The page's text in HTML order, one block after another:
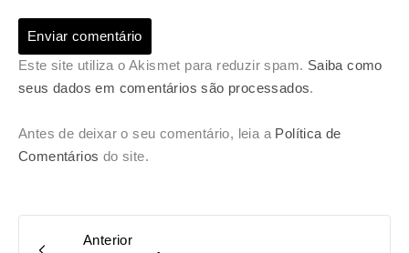
Este site utiliza o Akismet para reduzir spam. Saiba como
seus dados em comentários são processados.
Antes de deixar o seu comentário, leia a Política de
Comentários do site.
Anterior